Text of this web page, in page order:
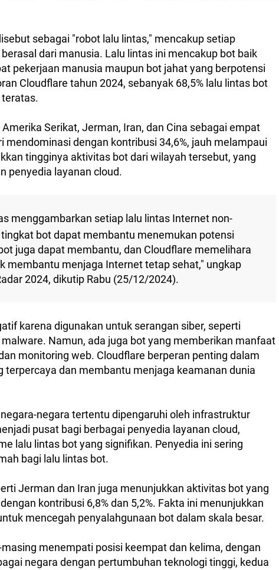
sebagai "robot lalu lintas," mencakup setiap
dari manusia. Lalu lintas ini mencakup bot baik
pekerjaan manusia maupun bot jahat yang berpotensi
Cloudflare tahun 2024, sebanyak 68,5% lalu lintas bot
teratas.
Serikat, Jerman, Iran, dan Cina sebagai empat
mendominasi dengan kontribusi 34,6%, jauh melampaui
tingginya aktivitas bot dari wilayah tersebut, yang
penyedia layanan cloud.
menggambarkan setiap lalu lintas Internet non-
bot dapat membantu menemukan potensi
juga dapat membantu, dan Cloudflare memelihara
membantu menjaga Internet tetap sehat," ungkap
2024, dikutip Rabu (25/12/2024).
karena digunakan untuk serangan siber, seperti
Namun, ada juga bot yang memberikan manfaat
monitoring web. Cloudflare berperan penting dalam
terpercaya dan membantu menjaga keamanan dunia
negara tertentu dipengaruhi oleh infrastruktur
pusat bagi berbagai penyedia layanan cloud,
lalu lintas bot yang signifikan. Penyedia ini sering
bagi lalu lintas bot.
Jerman dan Iran juga menunjukkan aktivitas bot yang
kontribusi 6,8% dan 5,2%. Fakta ini menunjukkan
mencegah penyalahgunaan bot dalam skala besar.
menempati posisi keempat dan kelima, dengan
negara dengan pertumbuhan teknologi tinggi, kedua